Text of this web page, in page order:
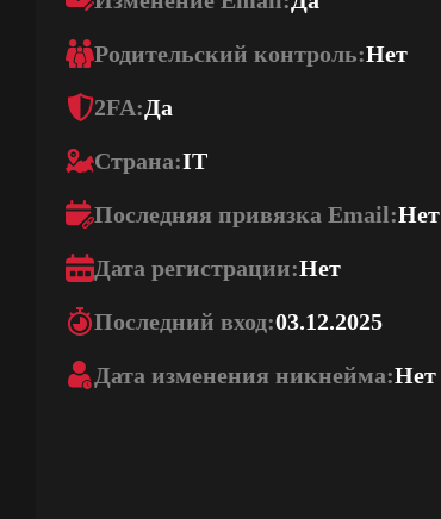
Родительский контроль:Нет
2FA:Да
Страна:IT
Последняя привязка Email:Нет
Дата регистрации:Нет
Последний вход:03.12.2025
Дата изменения никнейма:Нет